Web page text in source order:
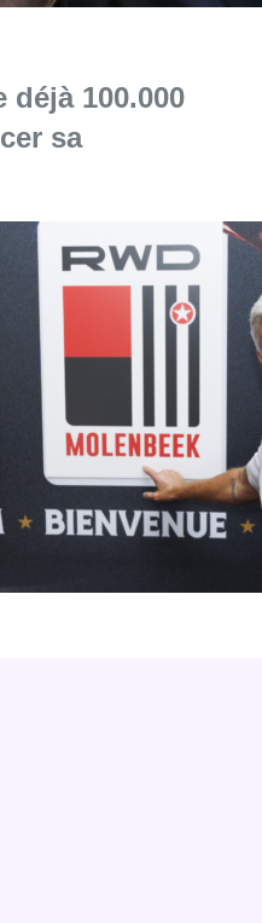
déjà 100.000
sa